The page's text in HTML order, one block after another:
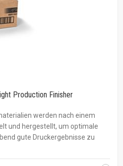
Production Finisher
werden nach einem
und hergestellt, um optimale
gute Druckergebnisse zu